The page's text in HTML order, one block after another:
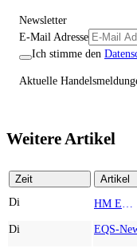
Newsletter
E-Mail Adresse
Ich stimme den
Aktuelle
Weitere Artikel
Zeit Artikel
Di
Di